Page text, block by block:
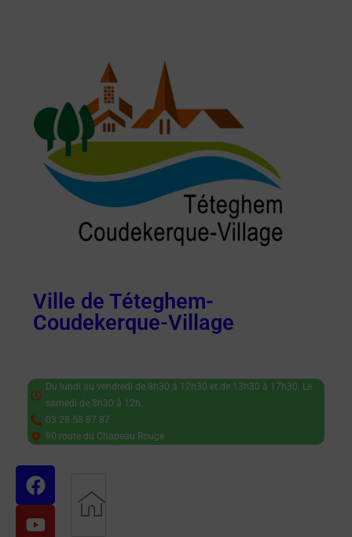
Ville de Téteghem-
Coudekerque-Village
Du lundi au vendredi de 8h30 à 12h30 et de 13h30 à 17h30. Le
samedi de 8h30 à 12h.
03 28 58 87 87
90 route du Chapeau Rouge